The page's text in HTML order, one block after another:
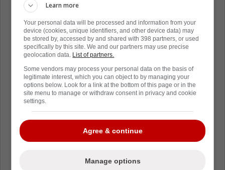
Learn more
Your personal data will be processed and information from your
device (cookies, unique identifiers, and other device data) may
be stored by, accessed by and shared with 398 partners, or used
specifically by this site. We and our partners may use precise
geolocation data. List of partners.
Some vendors may process your personal data on the basis of
legitimate interest, which you can object to by managing your
options below. Look for a link at the bottom of this page or in the
site menu to manage or withdraw consent in privacy and cookie
settings.
Agree & continue
Manage options